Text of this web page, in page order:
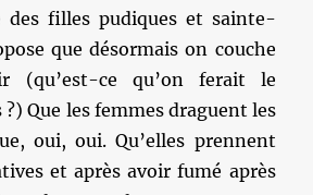
des filles pudiques et sainte-
que désormais on couche
(qu’est-ce qu’on ferait le
Que les femmes draguent les
oui, oui. Qu’elles prennent
et après avoir fumé après